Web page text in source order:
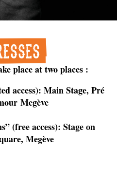
place at two places :
access): MainStage, Pré
Megève
(freeaccess): Stageon
Megève